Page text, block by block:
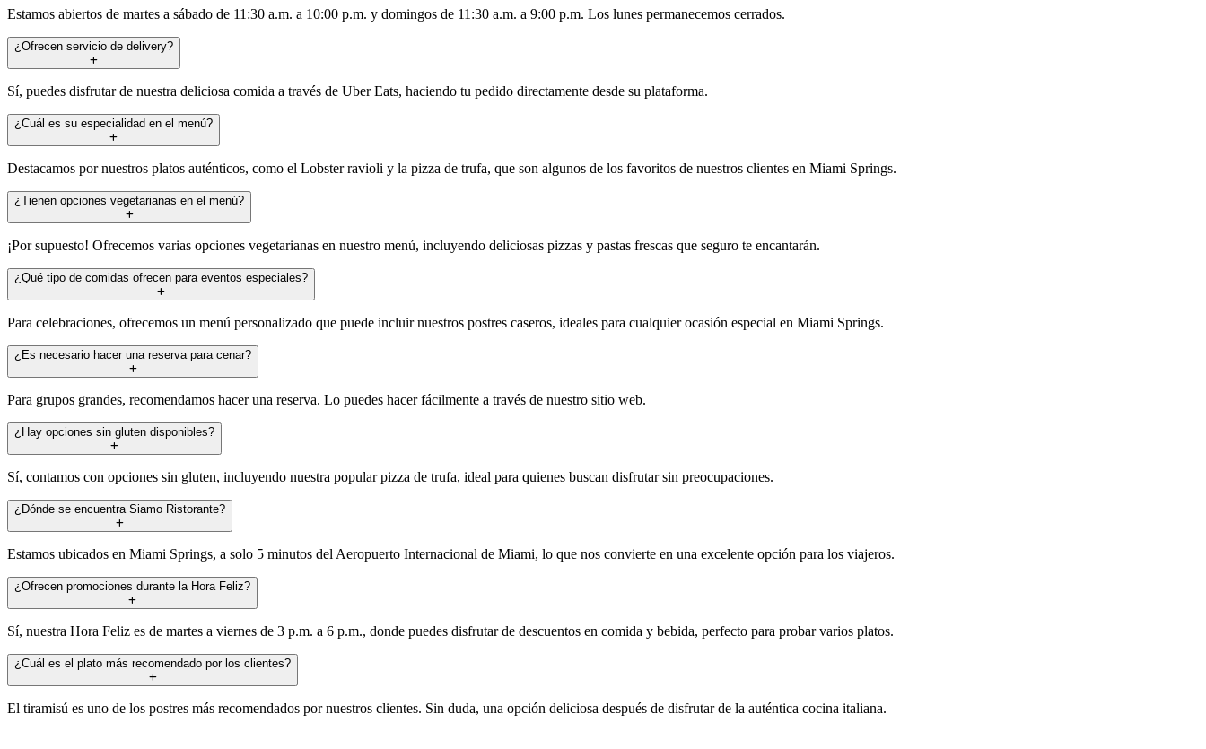
Estamos abiertos de martes a sábado de 11:30 a.m. a 10:00 p.m. y domingos de 11:30 a.m. a 9:00 p.m. Los lunes permanecemos cerrados.
¿Ofrecen servicio de delivery?
Sí, puedes disfrutar de nuestra deliciosa comida a través de Uber Eats, haciendo tu pedido directamente desde su plataforma.
¿Cuál es su especialidad en el menú?
Destacamos por nuestros platos auténticos, como el Lobster ravioli y la pizza de trufa, que son algunos de los favoritos de nuestros clientes en Miami Springs.
¿Tienen opciones vegetarianas en el menú?
¡Por supuesto! Ofrecemos varias opciones vegetarianas en nuestro menú, incluyendo deliciosas pizzas y pastas frescas que seguro te encantarán.
¿Qué tipo de comidas ofrecen para eventos especiales?
Para celebraciones, ofrecemos un menú personalizado que puede incluir nuestros postres caseros, ideales para cualquier ocasión especial en Miami Springs.
¿Es necesario hacer una reserva para cenar?
Para grupos grandes, recomendamos hacer una reserva. Lo puedes hacer fácilmente a través de nuestro sitio web.
¿Hay opciones sin gluten disponibles?
Sí, contamos con opciones sin gluten, incluyendo nuestra popular pizza de trufa, ideal para quienes buscan disfrutar sin preocupaciones.
¿Dónde se encuentra Siamo Ristorante?
Estamos ubicados en Miami Springs, a solo 5 minutos del Aeropuerto Internacional de Miami, lo que nos convierte en una excelente opción para los viajeros.
¿Ofrecen promociones durante la Hora Feliz?
Sí, nuestra Hora Feliz es de martes a viernes de 3 p.m. a 6 p.m., donde puedes disfrutar de descuentos en comida y bebida, perfecto para probar varios platos.
¿Cuál es el plato más recomendado por los clientes?
El tiramisú es uno de los postres más recomendados por nuestros clientes. Sin duda, una opción deliciosa después de disfrutar de la auténtica cocina italiana.